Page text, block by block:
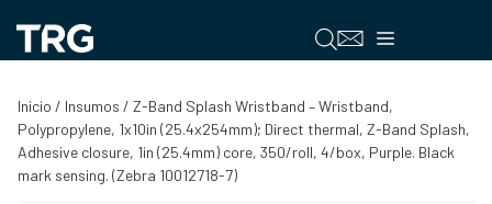
contenido
Menú
Inicio / Insumos / Z-Band Splash Wristband – Wristband,
Polypropylene, 1x10in (25.4x254mm); Direct thermal, Z-Band Splash,
Adhesive closure, 1in (25.4mm) core, 350/roll, 4/box, Purple. Black
mark sensing. (Zebra 10012718-7)